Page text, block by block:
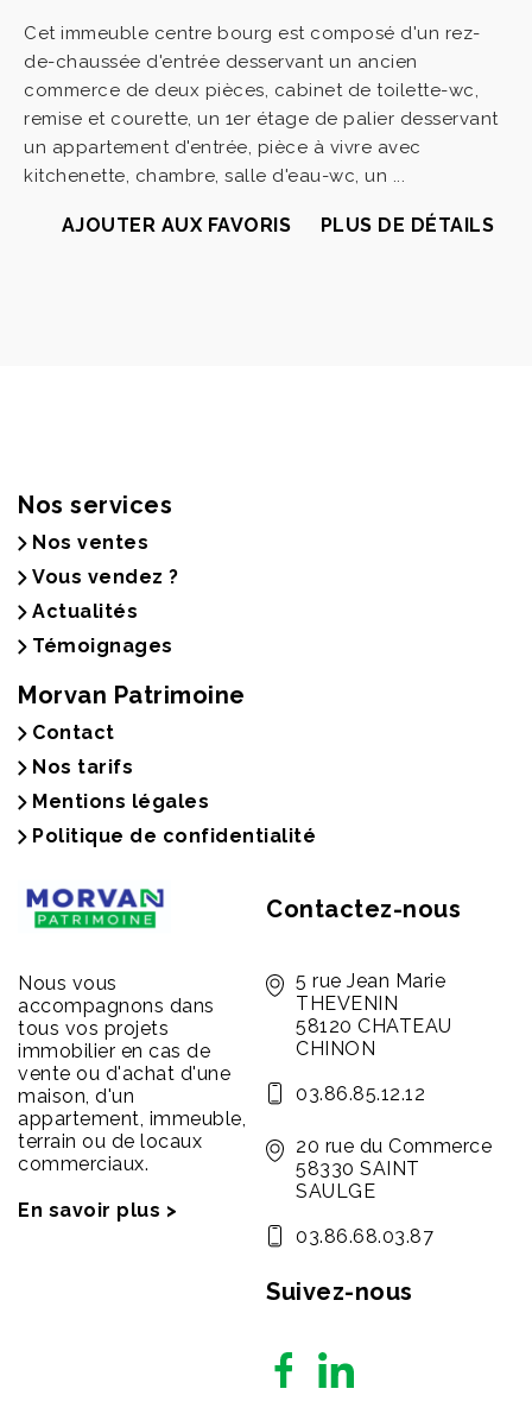
Cet immeuble centre bourg est composé d'un rez-
de-chaussée d'entrée desservant un ancien
commerce de deux pièces, cabinet de toilette-wc,
remise et courette, un 1er étage de palier desservant
un appartement d'entrée, pièce à vivre avec
kitchenette, chambre, salle d'eau-wc, un ...
AJOUTER AUX FAVORIS PLUS DE DÉTAILS
Nos services
Nos ventes
Vous vendez ?
Actualités
Témoignages
Morvan Patrimoine
Contact
Nos tarifs
Mentions légales
Politique de confidentialité
Nous vous
accompagnons dans
tous vos projets
immobilier en cas de
vente ou d'achat d'une
maison, d'un
appartement, immeuble,
terrain ou de locaux
commerciaux.
En savoir plus >
Contactez-nous
5 rue Jean Marie
THEVENIN
58120 CHATEAU
CHINON
03.86.85.12.12
20 rue du Commerce
58330 SAINT
SAULGE
03.86.68.03.87
Suivez-nous